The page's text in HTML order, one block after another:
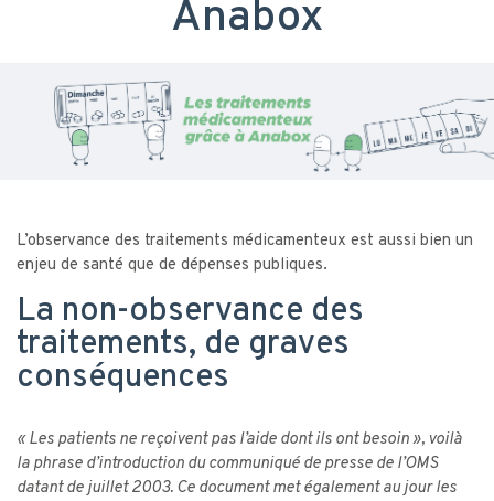
Anabox
L’observance des traitements médicamenteux est aussi bien un
enjeu de santé que de dépenses publiques.
La non-observance des
traitements, de graves
conséquences
« Les patients ne reçoivent pas l’aide dont ils ont besoin », voilà
la phrase d’introduction du communiqué de presse de l’OMS
datant de juillet 2003. Ce document met également au jour les